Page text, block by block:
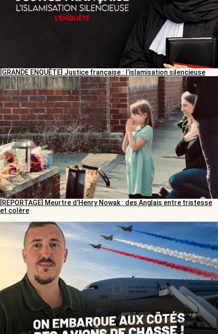
[GRANDE ENQUÊTE] Justice française : l’islamisation silencieuse
[REPORTAGE] Meurtre d’Henry Nowak : des Anglais entre tristesse
et colère